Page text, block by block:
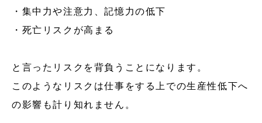
・集中力や注意力、記憶力の低下
・死亡リスクが高まる
と言ったリスクを背負うことになります。
このようなリスクは仕事をする上での生産性低下へ
の影響も計り知れません。